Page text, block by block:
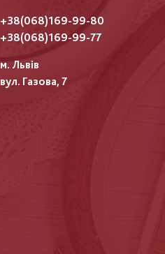
+38(068)169-99-80
+38(068)169-99-77
м. Львів
вул. Газова, 7